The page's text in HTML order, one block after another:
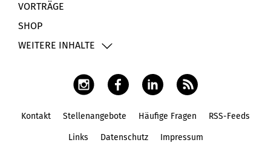
VORTRÄGE
SHOP
WEITERE INHALTE
Kontakt Stellenangebote Häufige Fragen RSS-Feeds
Links Datenschutz Impressum